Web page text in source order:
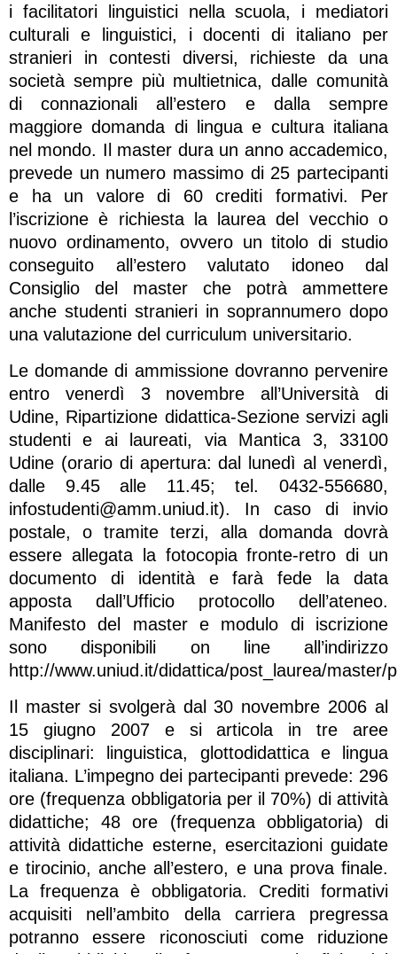
i facilitatori linguistici nella scuola, i mediatori
culturali e linguistici, i docenti di italiano per
stranieri in contesti diversi, richieste da una
società sempre più multietnica, dalle comunità
di connazionali all’estero e dalla sempre
maggiore domanda di lingua e cultura italiana
nel mondo. Il master dura un anno accademico,
prevede un numero massimo di 25 partecipanti
e ha un valore di 60 crediti formativi. Per
l’iscrizione è richiesta la laurea del vecchio o
nuovo ordinamento, ovvero un titolo di studio
conseguito all’estero valutato idoneo dal
Consiglio del master che potrà ammettere
anche studenti stranieri in soprannumero dopo
una valutazione del curriculum universitario.
Le domande di ammissione dovranno pervenire
entro venerdì 3 novembre all’Università di
Udine, Ripartizione didattica-Sezione servizi agli
studenti e ai laureati, via Mantica 3, 33100
Udine (orario di apertura: dal lunedì al venerdì,
dalle 9.45 alle 11.45; tel. 0432-556680,
infostudenti@amm.uniud.it). In caso di invio
postale, o tramite terzi, alla domanda dovrà
essere allegata la fotocopia fronte-retro di un
documento di identità e farà fede la data
apposta dall’Ufficio protocollo dell’ateneo.
Manifesto del master e modulo di iscrizione
sono disponibili on line all’indirizzo
http://www.uniud.it/didattica/post_laurea/master/
Il master si svolgerà dal 30 novembre 2006 al
15 giugno 2007 e si articola in tre aree
disciplinari: linguistica, glottodidattica e lingua
italiana. L’impegno dei partecipanti prevede: 296
ore (frequenza obbligatoria per il 70%) di attività
didattiche; 48 ore (frequenza obbligatoria) di
attività didattiche esterne, esercitazioni guidate
e tirocinio, anche all’estero, e una prova finale.
La frequenza è obbligatoria. Crediti formativi
acquisiti nell’ambito della carriera pregressa
potranno essere riconosciuti come riduzione